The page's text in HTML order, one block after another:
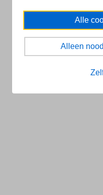
Alle
Alleen